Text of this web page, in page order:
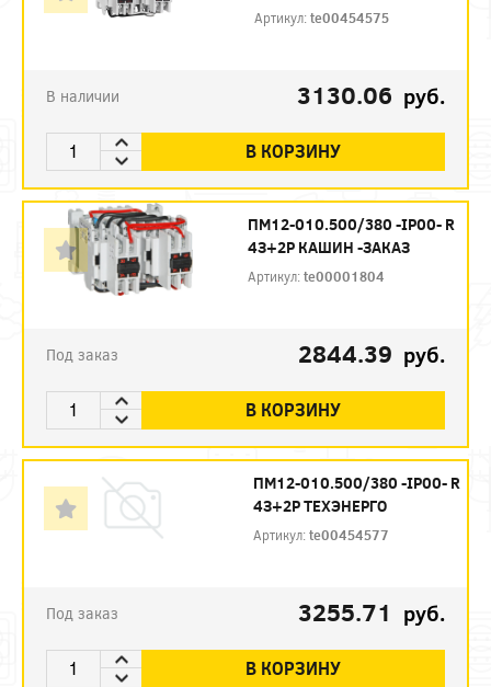
Артикул:te00454575
В наличии 3130.06 руб.
В КОРЗИНУ
ПМ12-010.500/380 -IP00- R
4З+2Р КАШИН -ЗАКАЗ
Артикул:te00001804
Под заказ 2844.39 руб.
В КОРЗИНУ
ПМ12-010.500/380 -IP00- R
4З+2Р ТЕХЭНЕРГО
Артикул:te00454577
Под заказ 3255.71 руб.
В КОРЗИНУ